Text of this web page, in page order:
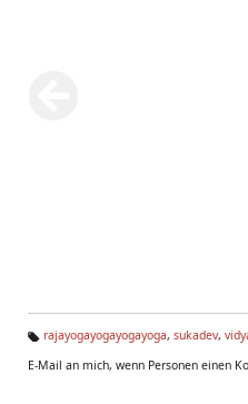
g
rajayogayogayogayoga, sukadev,
E-Mail an mich, wenn Personen einen